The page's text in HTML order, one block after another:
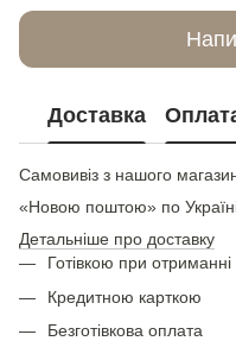
Доставка
Самовивіз з нашого
«Новою поштою» по
Детальніше про доставку
Готівкою при отриманні
Кредитною карткою
Безготівкова оплата